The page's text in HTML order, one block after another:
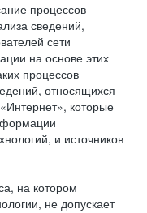
процессов
сведений,
сети
на основе этих
процессов
относящихся
которые
и источников
на котором
не допускает